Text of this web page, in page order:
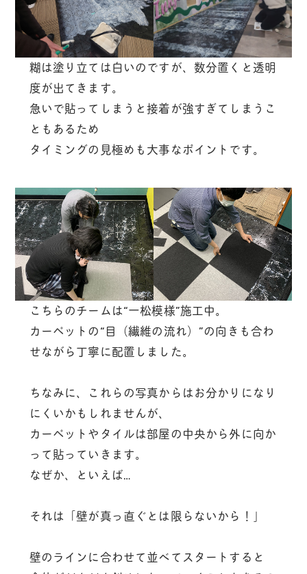
糊は塗り立ては白いのですが、数分置くと透明
度が出てきます。
急いで貼ってしまうと接着が強すぎてしまうこ
ともあるため
タイミングの見極めも大事なポイントです。
こちらのチームは“一松模様”施工中。
カーペットの“目（繊維の流れ）”の向きも合わ
せながら丁寧に配置しました。
ちなみに、これらの写真からはお分かりになり
にくいかもしれませんが、
カーペットやタイルは部屋の中央から外に向か
って貼っていきます。
なぜか、といえば…
それは「壁が真っ直ぐとは限らないから！」
壁のラインに合わせて並べてスタートすると